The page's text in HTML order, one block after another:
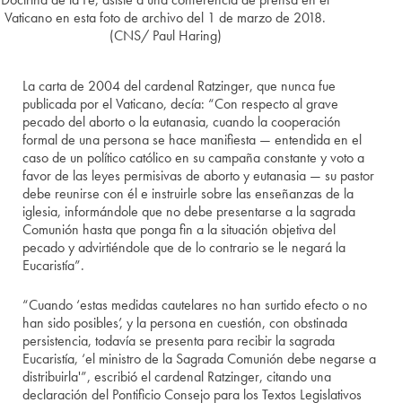
Vaticano en esta foto de archivo del 1 de marzo de 2018.
(CNS/ Paul Haring)
La carta de 2004 del cardenal Ratzinger, que nunca fue
publicada por el Vaticano, decía: “Con respecto al grave
pecado del aborto o la eutanasia, cuando la cooperación
formal de una persona se hace manifiesta — entendida en el
caso de un político católico en su campaña constante y voto a
favor de las leyes permisivas de aborto y eutanasia — su pastor
debe reunirse con él e instruirle sobre las enseñanzas de la
iglesia, informándole que no debe presentarse a la sagrada
Comunión hasta que ponga fin a la situación objetiva del
pecado y advirtiéndole que de lo contrario se le negará la
Eucaristía”.
“Cuando ‘estas medidas cautelares no han surtido efecto o no
han sido posibles’, y la persona en cuestión, con obstinada
persistencia, todavía se presenta para recibir la sagrada
Eucaristía, ‘el ministro de la Sagrada Comunión debe negarse a
distribuirla'”, escribió el cardenal Ratzinger, citando una
declaración del Pontificio Consejo para los Textos Legislativos